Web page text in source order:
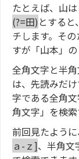
たとえば、山
(?=田) とする
チします。そ
すが「山本」
全角文字と半
は、先読みだ
字である全角
角文字」を検索
前回見たよう
ａ-ｚ]、半角文